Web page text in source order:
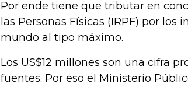
Por ende tiene que tributar en
las Personas Físicas (IRPF) por los
mundo al tipo máximo.
Los US$12 millones son una cifra
fuentes. Por eso el Ministerio